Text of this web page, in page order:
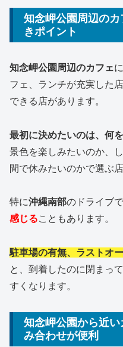
知念岬公園周辺の
きポイント
知念岬公園周辺のカフェ
フェ、ランチが充実した
できる店があります。
最初に決めたいのは、何
景色を楽しみたいのか、
間で休みたいのかで選ぶ
特に沖縄南部のドライブで
感じることもあります。
駐車場の有無、ラストオ
と、到着したのに閉まっ
すくなります。
知念岬公園から近
み合わせが便利